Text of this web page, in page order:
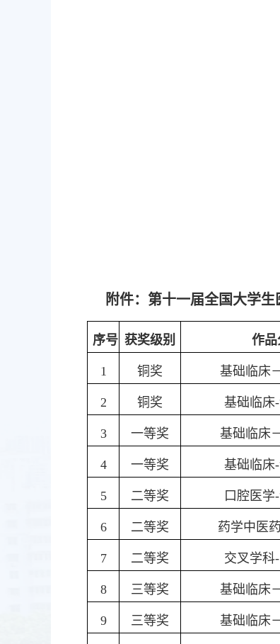
附件：第十一届全国大学
序号 获奖级别 作品
1 铜奖 基础临床
2 铜奖 基础临床
3 一等奖 基础临床
4 一等奖 基础临床
5 二等奖 口腔医学
6 二等奖 药学中医
7 二等奖 交叉学科
8 三等奖 基础临床
9 三等奖 基础临床